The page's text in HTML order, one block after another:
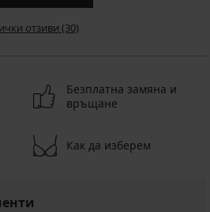
отзиви (30)
Безплатна замяна и
връщане
Как да изберем